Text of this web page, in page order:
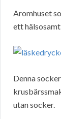
Aromhuset
ett
Denna
utan socker.